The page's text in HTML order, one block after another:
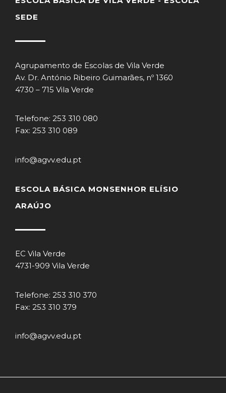
SEDE
Agrupamento de Escolas de Vila Verde
Av. Dr. António Ribeiro Guimarães, nº 1360
4730 – 715 Vila Verde
Telefone: 253 310 080
Fax: 253 310 089
info@agvv.edu.pt
ESCOLA BÁSICA MONSENHOR ELÍSIO
ARAÚJO
EC Vila Verde
4731-909 Vila Verde
Telefone: 253 310 370
Fax: 253 310 379
info@agvv.edu.pt